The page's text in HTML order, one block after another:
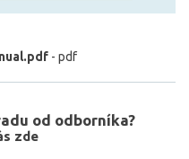
- pdf
od odborníka?
zde